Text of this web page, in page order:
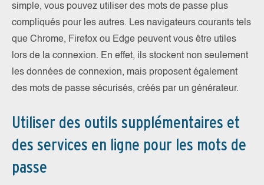
simple, vous pouvez utiliser des mots de passe plus
compliqués pour les autres. Les navigateurs courants tels
que Chrome, Firefox ou Edge peuvent vous être utiles
lors de la connexion. En effet, ils stockent non seulement
les données de connexion, mais proposent également
des mots de passe sécurisés, créés par un générateur.
Utiliser des outils supplémentaires et
des services en ligne pour les mots de
passe